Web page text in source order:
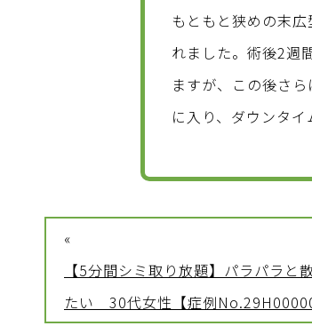
もともと狭めの末
れました。術後2週
ますが、この後さ
に入り、ダウンタイ
«
【5分間シミ取り放題】パラパラと
たい 30代女性【症例